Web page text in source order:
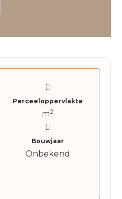
Perceeloppervlakte
m2
Bouwjaar
Onbekend